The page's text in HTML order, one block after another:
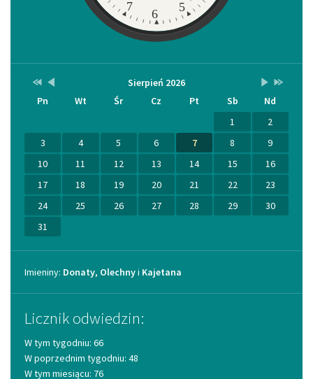
5
6
7
Kalendarz Lista
wydarzeń
Sierpień 2026Brak
w
Przestaw
na
Przestaw
na
Przestaw
na
Wrzesień
2026
Przestaw
na
Sierpień
2027
Pn Wt Śr Cz Pt Sb
Nd
1
2
3
4 5 6 7 8
9
10
11 12 13 14 15
16
17
18 19 20 21 22
23
24
25 26 27 28 29
30
31
Imieniny
Imieniny: Donaty, Olechnyi Kajetana
Licznik odwiedzin:
W tym tygodniu: 66
W poprzednim tygodniu: 48
W tym miesiącu: 76